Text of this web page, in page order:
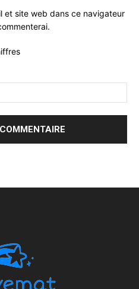
et site web dans ce navigateur